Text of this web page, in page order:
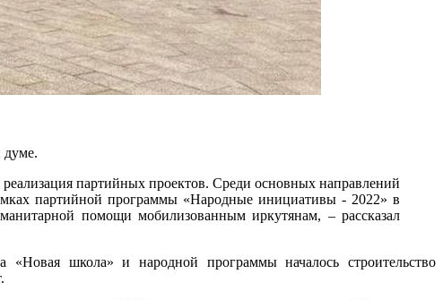
думе.
партийных проектов. Среди основных направлений
партийной программы «Народные инициативы - 2022» в
помощи мобилизованным иркутянам, – рассказал
«Новая школа» и народной программы началось строительство